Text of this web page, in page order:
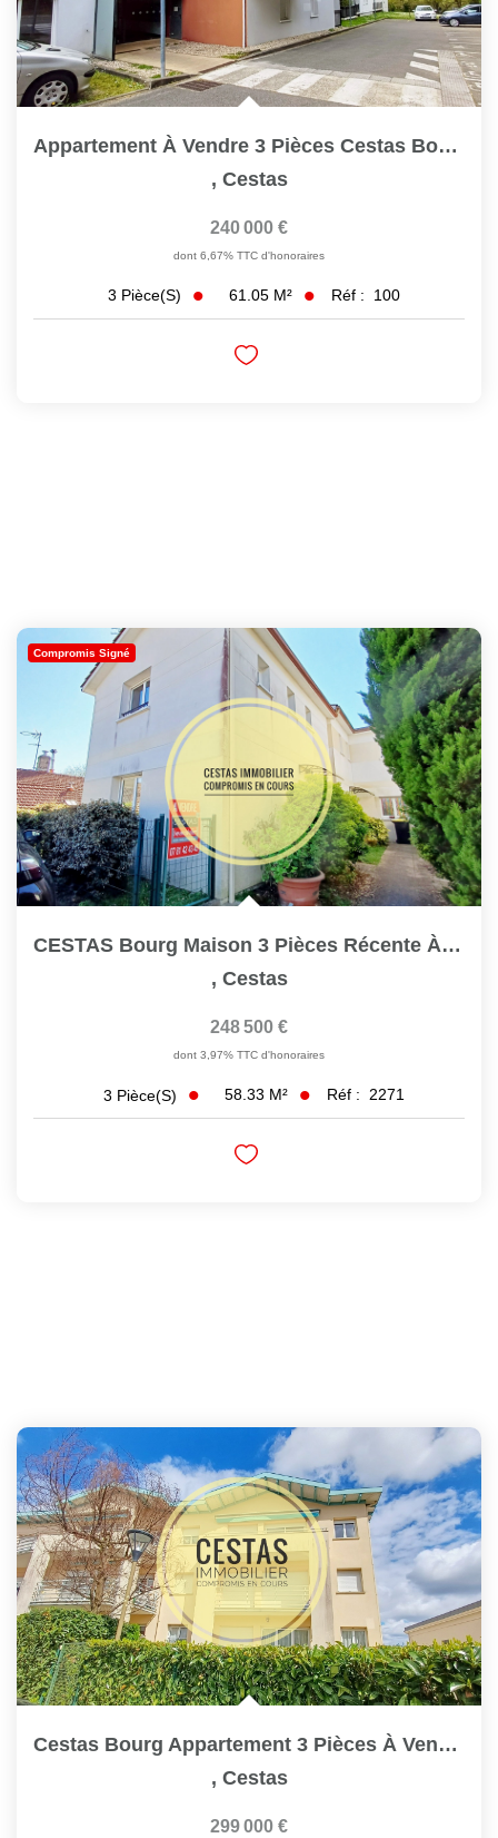
Appartement À Vendre 3 Pièces Cestas Bourg Ref 100
, Cestas
240 000 €
dont 6,67% TTC d'honoraires
3 Pièce(s) 61.05 M² Réf : 100
Compromis Signé
CESTAS Bourg Maison 3 Pièces Récente À Vendre Ref 2271
, Cestas
248 500 €
dont 3,97% TTC d'honoraires
3 Pièce(s) 58.33 M² Réf : 2271
Cestas Bourg Appartement 3 Pièces À Vendre Ref 2276
, Cestas
299 000 €